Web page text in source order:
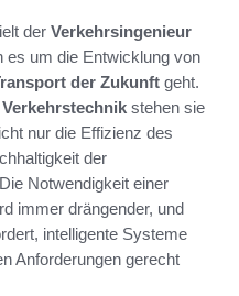
der Verkehrsingenieur
es um die Entwicklung von
der Zukunft geht.
Verkehrstechnik stehen sie
nur die Effizienz des
der
Notwendigkeit einer
immer drängender, und
intelligente Systeme
Anforderungen gerecht